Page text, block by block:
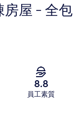
房屋 - 全包
8.8
員工素質